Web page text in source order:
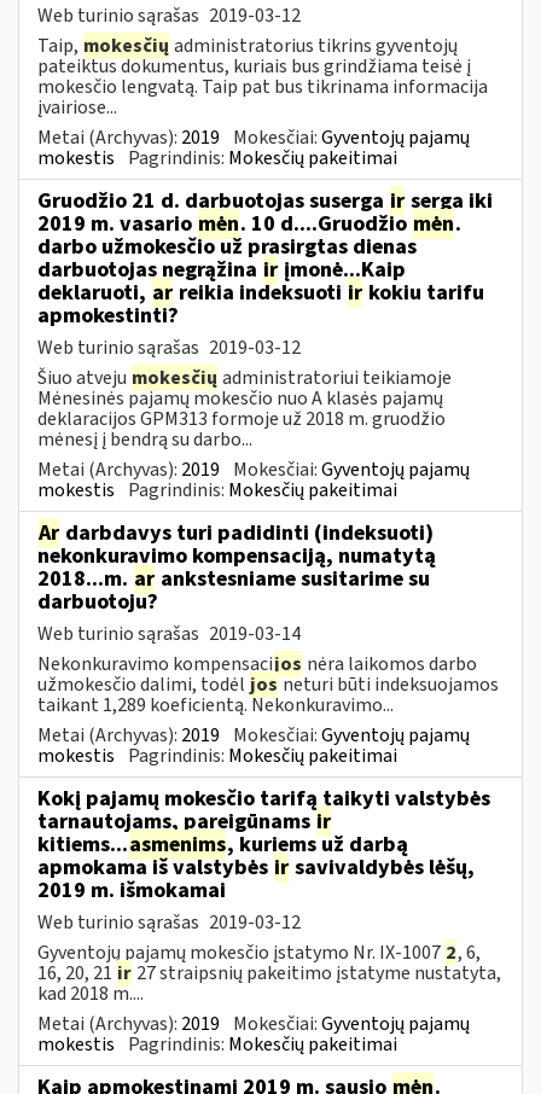
Web turinio sąrašas 2019-03-12
Taip, mokesčių administratorius tikrins gyventojų
pateiktus dokumentus, kuriais bus grindžiama teisė į
mokesčio lengvatą. Taip pat bus tikrinama informacija
įvairiose...
Metai (Archyvas): 2019 Mokesčiai:Gyventojų pajamų
mokestis Pagrindinis: Mokesčių pakeitimai
Gruodžio 21 d. darbuotojas suserga ir serga iki
2019 m. vasario mėn. 10 d....Gruodžio mėn.
darbo užmokesčio už prasirgtas dienas
darbuotojas negrąžina ir įmonė...Kaip
deklaruoti, ar reikia indeksuoti ir kokiu tarifu
apmokestinti?
Web turinio sąrašas 2019-03-12
Šiuo atveju mokesčių administratoriui teikiamoje
Mėnesinės pajamų mokesčio nuo A klasės pajamų
deklaracijos GPM313 formoje už 2018 m. gruodžio
mėnesį į bendrą su darbo...
Metai (Archyvas): 2019 Mokesčiai:Gyventojų pajamų
mokestis Pagrindinis: Mokesčių pakeitimai
Ar darbdavys turi padidinti (indeksuoti)
nekonkuravimo kompensaciją, numatytą
2018...m. ar ankstesniame susitarime su
darbuotoju?
Web turinio sąrašas 2019-03-14
Nekonkuravimo kompensacijos nėra laikomos darbo
užmokesčio dalimi, todėl josneturi būti indeksuojamos
taikant 1,289 koeficientą. Nekonkuravimo...
Metai (Archyvas): 2019 Mokesčiai:Gyventojų pajamų
mokestis Pagrindinis: Mokesčių pakeitimai
Kokį pajamų mokesčio tarifą taikyti valstybės
tarnautojams, pareigūnams ir
kitiems...asmenims, kuriems už darbą
apmokama iš valstybės ir savivaldybės lėšų,
2019 m. išmokamai
Web turinio sąrašas 2019-03-12
Gyventojų pajamų mokesčio įstatymo Nr. IX-1007 2, 6,
16, 20, 21 ir 27 straipsnių pakeitimo įstatyme nustatyta,
kad 2018 m....
Metai (Archyvas): 2019 Mokesčiai:Gyventojų pajamų
mokestis Pagrindinis: Mokesčių pakeitimai
Kaip apmokestinami 2019 m. sausio mėn.